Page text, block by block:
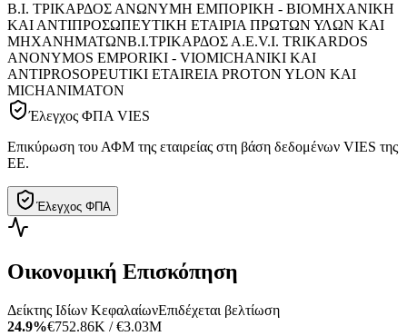
Β.Ι. ΤΡΙΚΑΡΔΟΣ ΑΝΩΝΥΜΗ ΕΜΠΟΡΙΚΗ - ΒΙΟΜΗΧΑΝΙΚΗ
ΚΑΙ ΑΝΤΙΠΡΟΣΩΠΕΥΤΙΚΗ ΕΤΑΙΡΙΑ ΠΡΩΤΩΝ ΥΛΩΝ ΚΑΙ
ΜΗΧΑΝΗΜΑΤΩΝΒ.Ι.ΤΡΙΚΑΡΔΟΣ Α.Ε.V.I. TRIKARDOS
ANONYMOS EMPORIKI - VIOMICHANIKI KAI
ANTIPROSOPEUTIKI ETAIREIA PROTON YLON KAI
MICHANIMATON
Έλεγχος ΦΠΑ VIES
Επικύρωση του ΑΦΜ της εταιρείας στη βάση δεδομένων VIES της
ΕΕ.
Έλεγχος ΦΠΑ
Οικονομική Επισκόπηση
Δείκτης Ιδίων ΚεφαλαίωνΕπιδέχεται βελτίωση
24.9%€752.86K / €3.03M